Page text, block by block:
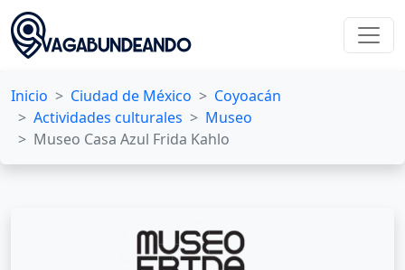
Inicio Ciudad de México
Coyoacán
Actividades culturales
Museo
Museo Casa Azul Frida Kahlo